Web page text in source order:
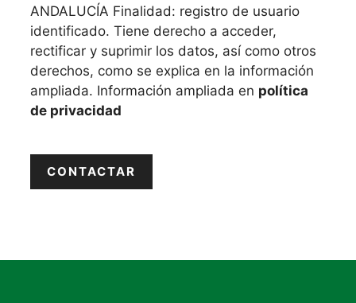
ANDALUCÍA Finalidad: registro de usuario
identificado. Tiene derecho a acceder,
rectificar y suprimir los datos, así como otros
derechos, como se explica en la información
ampliada. Información ampliada en política
de privacidad